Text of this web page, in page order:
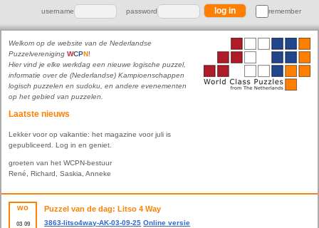
username password remember
Welkom op de website van de Nederlandse
Puzzelvereniging WCPN!
Hier vind je elke werkdag een nieuwe logische puzzel,
informatie over de (Nederlandse) Kampioenschappen
logisch puzzelen en sudoku, en andere evenementen
op het gebied van puzzelen.
Laatste nieuws
Lekker voor op vakantie: het magazine voor juli is
gepubliceerd. Log in en geniet.
groeten van het WCPN-bestuur
René, Richard, Saskia, Anneke
wo
03 09
Puzzel van de dag: Litso 4 Way
3863-litso4way-AK-03-09-25 Online versie